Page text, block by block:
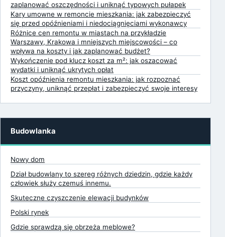
zaplanować oszczędności i uniknąć typowych pułapek
Kary umowne w remoncie mieszkania: jak zabezpieczyć
się przed opóźnieniami i niedociągnięciami wykonawcy
Różnice cen remontu w miastach na przykładzie
Warszawy, Krakowa i mniejszych miejscowości – co
wpływa na koszty i jak zaplanować budżet?
Wykończenie pod klucz koszt za m²: jak oszacować
wydatki i uniknąć ukrytych opłat
Koszt opóźnienia remontu mieszkania: jak rozpoznać
przyczyny, uniknąć przepłat i zabezpieczyć swoje interesy
Budowlanka
Nowy dom
Dział budowlany to szereg różnych dziedzin, gdzie każdy
człowiek służy czemuś innemu.
Skuteczne czyszczenie elewacji budynków
Polski rynek
Gdzie sprawdzą się obrzeża meblowe?